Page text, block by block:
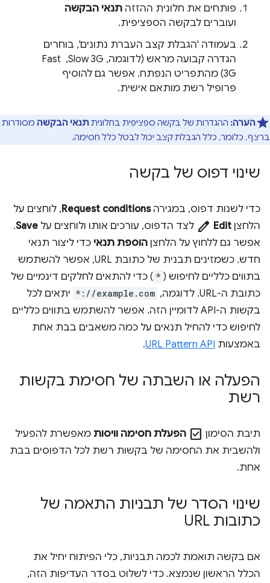
פותחים את חלונית ההזזה תנאי הבקשה
ועוברים לבקשה הספציפית.
בעמודה 'הגבלת קצב העברת נתונים', בוחרים
הגדרה קבועה מראש (לדוגמה, Slow 3G, ‏ Fast
3G) מהתפריט הנפתח. אפשר גם להוסיף
פרופיל רשת מותאם אישית.
הערה: ההגדרות של בקשה ספציפית בחלוניתתנאי הבקשה מסודרות
ברצף. כלומר, כלל הגבלת קצב יכול לבטל כלל חסימה.
שינוי דפוס של בקשה
כדי לשנות דפוס, במגירהRequest conditions, לוחצים על
הלחצן Edit
edit לצד הדפוס, עורכים אותו ולוחצים על Save
.
אפשר גם ללחוץ על הלחצן הוספת תנאי כדי ליצור תנאי
חדש. כשמזינים תבנית של כתובת URL, אפשר להשתמש
בתווים כלליים לחיפוש ( * ) כדי להתאים לחלקים דינמיים של
כתובת ה-URL. לדוגמה,
*://example.com יתאים לכל
בקשות ה-API לדומיין הזה. אפשר להשתמש בתווים כלליים
לחיפוש כדי להחיל תנאים על כמה משאבים בבת אחת
באמצעות URL Pattern API
.
הפעלה או השבתה של חסימת בקשות
רשת
תיבת הסימון check_box הפעלת חסימה וויסות מאפשרת להפעיל
ולהשבית את החסימה של בקשות רשת לכל הדפוסים בבת
אחת.
שינוי הסדר של תבניות התאמה של
כתובות URL
אם בקשה תואמת לכמה תבניות, כלי הפיתוח יחיל את
הכלל הראשון שנמצא. כדי לשלוט בסדר העדיפות הזה,